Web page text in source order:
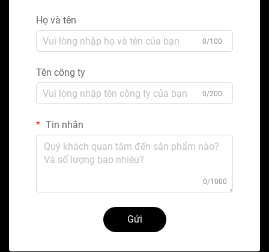
Họ và tên
0/100
Tên công ty
0/200
Tin nhắn
0/1000
Gửi